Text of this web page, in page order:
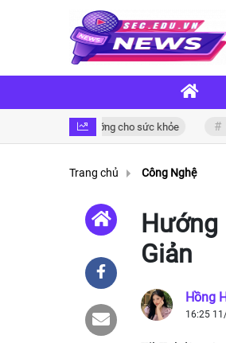
ngon và bổ dưỡng cho sức khỏe
Trang chủ Công Nghệ
Hướng
Giản
Hồng
16:25